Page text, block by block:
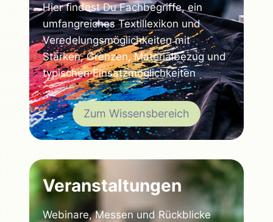
Hier findest Du Fachbegriffe, ein
umfangreiches Textillexikon und
Veredelungsmöglichkeiten mit
Stärken, Grenzen, Materialbezug und
typischen Einsatzmöglichkeiten
Zum Wissensbereich
Veranstaltungen
Webinare, Messen und Rückblicke